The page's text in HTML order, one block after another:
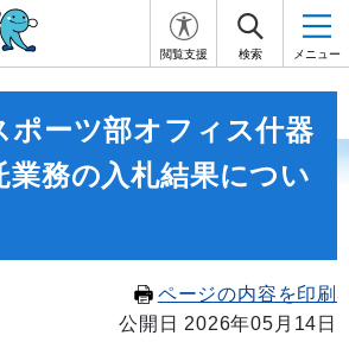
閲覧支援 検索 メニュー
ポーツ部オフィス什器
業務の入札結果につい
ページの内容を印刷
公開日 2026年05月14日